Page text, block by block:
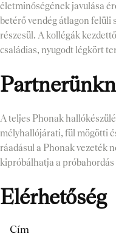
életminőségének javulása
betérő vendég átlagon felüli
részesül. A kollégák
családias, nyugodt légkört
A teljes Phonak
mélyhallójárati, fül mögötti
ráadásul a Phonak vezeték
kipróbálhatja a próbahordás
Elérhetőség
Cím